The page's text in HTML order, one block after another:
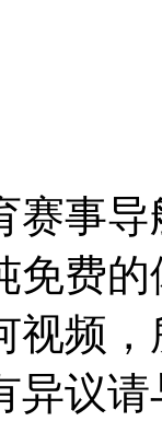
赛事
免费
视频
异议